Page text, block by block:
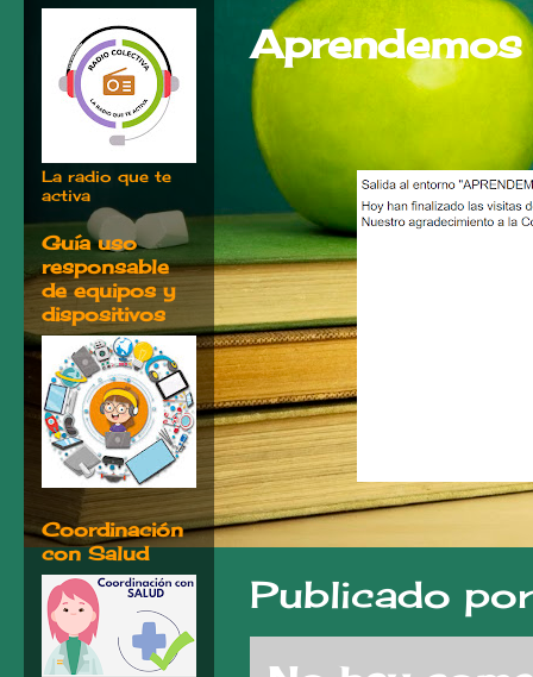
Publicado
La radio que te
activa
Guía uso
responsable
de equipos y
dispositivos
Coordinación
con Salud